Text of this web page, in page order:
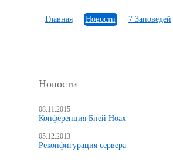
Главная Новости 7 Заповедей
Новости
08.11.2015
Конференция Бней Ноах
05.12.2013
Реконфигурация сервера